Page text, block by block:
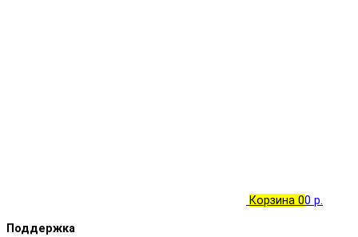
Корзина 00 р.
Поддержка